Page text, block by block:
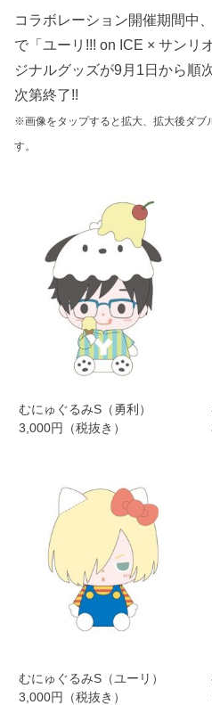
コラボレーション開催期間中
で「ユーリ!!! on ICE × サンリ
ジナルグッズが9月1日から順
次第終了!!
※画像をタップすると拡大、拡大後ダブ
す。
むにゅぐるみS（勇利）
3,000円（税抜き）
むにゅぐるみS（ユーリ）
3,000円（税抜き）